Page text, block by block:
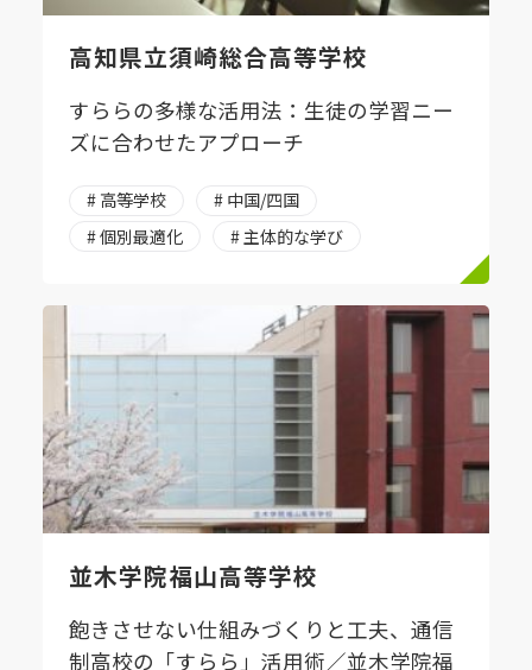
高知県立須崎総合高等学校
すららの多様な活用法：生徒の学習ニー
ズに合わせたアプローチ
# 高等学校
# 中国/四国
# 個別最適化
# 主体的な学び
並木学院福山高等学校
飽きさせない仕組みづくりと工夫、通信
制高校の「すらら」活用術／並木学院福